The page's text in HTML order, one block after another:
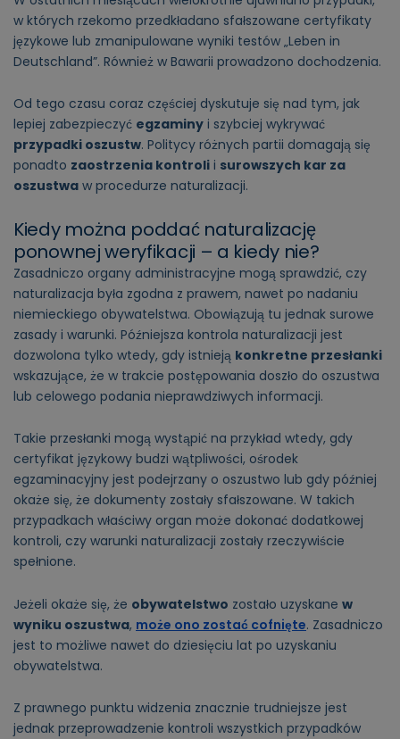
w których rzekomo przedkładano sfałszowane certyfikaty
językowe lub zmanipulowane wyniki testów „Leben in
Deutschland”. Również w Bawarii prowadzono dochodzenia.
Od tego czasu coraz częściej dyskutuje się nad tym, jak
lepiej zabezpieczyć egzaminy i szybciej wykrywać
przypadki oszustw. Politycy różnych partii domagają się
ponadto zaostrzenia kontroli i surowszych kar za
oszustwa w procedurze naturalizacji.
Kiedy można poddać naturalizację
ponownej weryfikacji – a kiedy nie?
Zasadniczo organy administracyjne mogą sprawdzić, czy
naturalizacja była zgodna z prawem, nawet po nadaniu
niemieckiego obywatelstwa. Obowiązują tu jednak surowe
zasady i warunki. Późniejsza kontrola naturalizacji jest
dozwolona tylko wtedy, gdy istnieją konkretne przesłanki
wskazujące, że w trakcie postępowania doszło do oszustwa
lub celowego podania nieprawdziwych informacji.
Takie przesłanki mogą wystąpić na przykład wtedy, gdy
certyfikat językowy budzi wątpliwości, ośrodek
egzaminacyjny jest podejrzany o oszustwo lub gdy później
okaże się, że dokumenty zostały sfałszowane. W takich
przypadkach właściwy organ może dokonać dodatkowej
kontroli, czy warunki naturalizacji zostały rzeczywiście
spełnione.
Jeżeli okaże się, że obywatelstwo zostało uzyskane w
wyniku oszustwa, może ono zostać cofnięte. Zasadniczo
jest to możliwe nawet do dziesięciu lat po uzyskaniu
obywatelstwa.
Z prawnego punktu widzenia znacznie trudniejsze jest
jednak przeprowadzenie kontroli wszystkich przypadków